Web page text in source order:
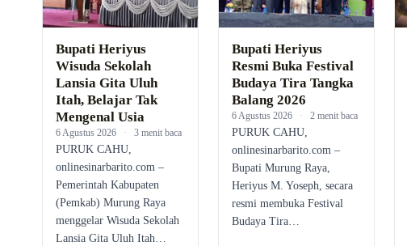
Bupati Heriyus
Wisuda Sekolah
Lansia Gita Uluh
Itah, Belajar Tak
Mengenal Usia
6 Agustus 2026 · 3 menit baca
PURUK CAHU,
onlinesinarbarito.com –
Pemerintah Kabupaten
(Pemkab) Murung Raya
menggelar Wisuda Sekolah
Lansia Gita Uluh Itah…
Bupati Heriyus
Resmi Buka Festival
Budaya Tira Tangka
Balang 2026
6 Agustus 2026 · 2 menit baca
PURUK CAHU,
onlinesinarbarito.com –
Bupati Murung Raya,
Heriyus M. Yoseph, secara
resmi membuka Festival
Budaya Tira…